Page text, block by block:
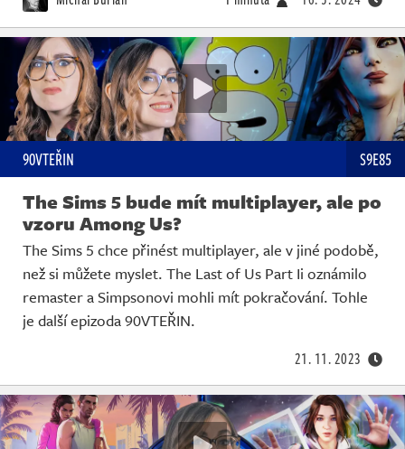
90VTEŘIN S9E85
The Sims 5 bude mít multiplayer, ale po
vzoru Among Us?
The Sims 5 chce přinést multiplayer, ale v jiné podobě,
než si můžete myslet. The Last of Us Part Ii oznámilo
remaster a Simpsonovi mohli mít pokračování. Tohle
je další epizoda 90VTEŘIN.
21. 11. 2023